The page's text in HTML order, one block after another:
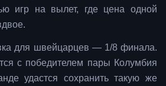
игр на вылет, где цена одной
для швейцарцев — 1/8 финала.
с победителем пары Колумбия
удастся сохранить такую же